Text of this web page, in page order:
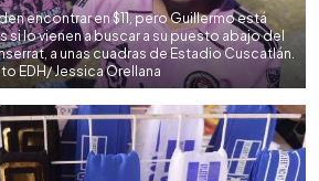
encontrar en $11, pero Guillermo está
lo vienen a buscar a su puesto abajo del
a unas cuadras de Estadio Cuscatlán.
EDH/ Jessica Orellana